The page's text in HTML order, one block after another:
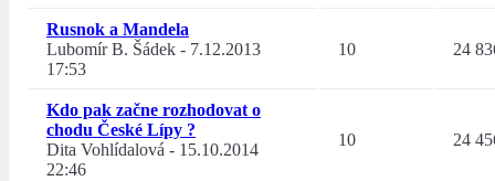
Rusnok a Mandela
Lubomír B. Šádek - 7.12.2013
17:53
10 24
Kdo pak začne rozhodovat o
chodu České Lípy ?
Dita Vohlídalová - 15.10.2014
22:46
10 24